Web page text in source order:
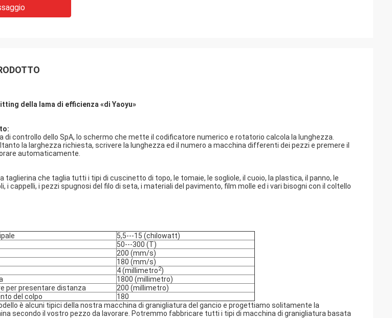
della lama di efficienza «di Yaoyu»
di controllo dello SpA, lo schermo che mette il codificatore numerico e rotatorio calcola la lunghezza.
la larghezza richiesta, scrivere la lunghezza ed il numero a macchina differenti dei pezzi e premere il
automaticamente.
taglierina che taglia tutti i tipi di cuscinetto di topo, le tomaie, le sogliole, il cuoio, la plastica, il panno, le
i cappelli, i pezzi spugnosi del filo di seta, i materiali del pavimento, film molle ed i vari bisogni con il coltello
5,5---15 (chilowatt)
50---300 (T)
200 (mm/s)
180 (mm/s)
4 (millimetro2)
1800 (millimetro)
per presentare distanza
200 (millimetro)
del colpo
180
è alcuni tipici della nostra macchina di granigliatura del gancio e progettiamo solitamente la
secondo il vostro pezzo da lavorare. Potremmo fabbricare tutti i tipi di macchina di granigliatura basata